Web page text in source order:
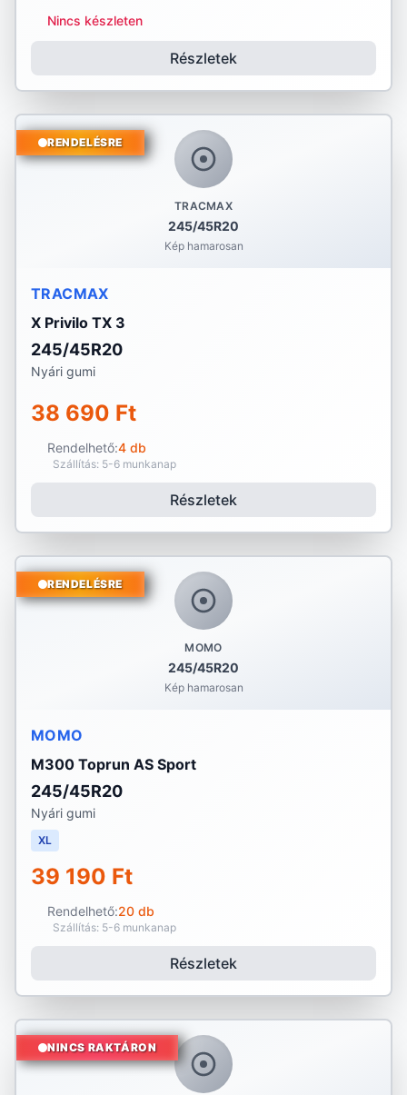
Nincs készleten
Részletek
TRACMAX
245/45R20
Kép hamarosan
RENDELÉSRE
TRACMAX
X Privilo TX 3
245/45R20
Nyári gumi
38 690 Ft
Rendelhető:4 db
Szállítás: 5-6 munkanap
Részletek
MOMO
245/45R20
Kép hamarosan
RENDELÉSRE
MOMO
M300 Toprun AS Sport
245/45R20
Nyári gumi
XL
39 190 Ft
Rendelhető:20 db
Szállítás: 5-6 munkanap
Részletek
NINCS RAKTÁRON